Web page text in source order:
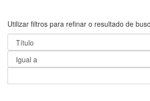
Utilizar filtros para refinar o resultado de